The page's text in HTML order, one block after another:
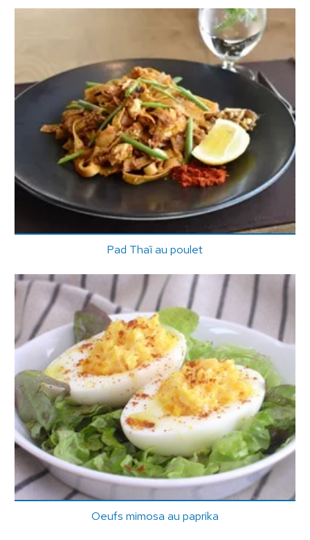
Pad Thaï au poulet
Oeufs mimosa au paprika